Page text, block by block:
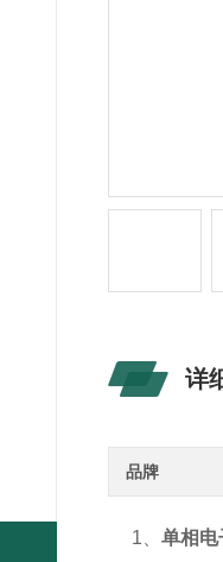
详
品牌
1、单相电